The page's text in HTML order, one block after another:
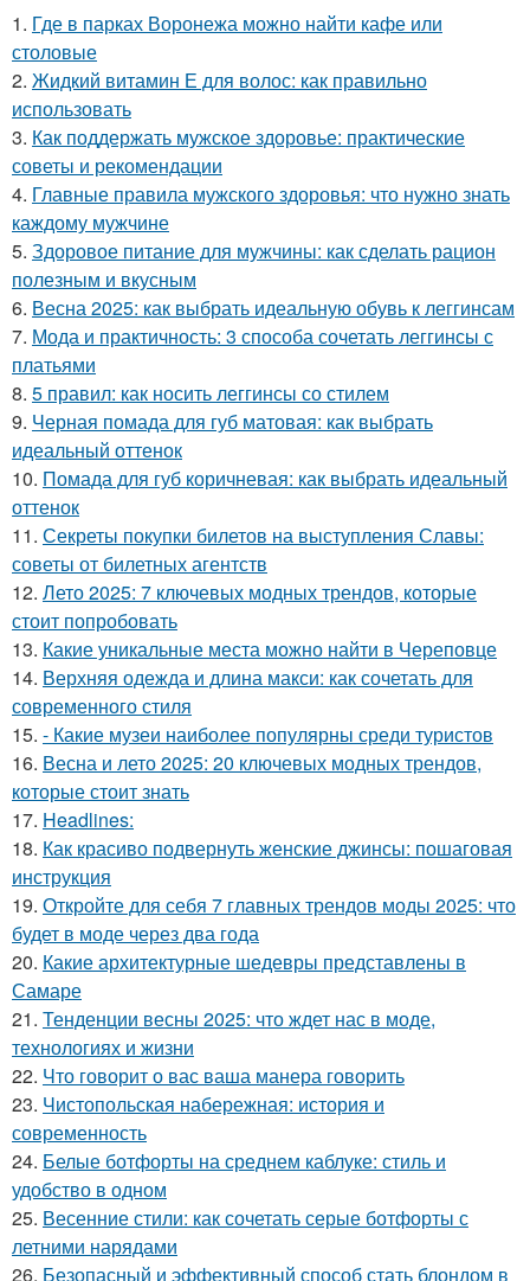
1. Где в парках Воронежа можно найти кафе или
столовые
2. Жидкий витамин Е для волос: как правильно
использовать
3. Как поддержать мужское здоровье: практические
советы и рекомендации
4. Главные правила мужского здоровья: что нужно знать
каждому мужчине
5. Здоровое питание для мужчины: как сделать рацион
полезным и вкусным
6. Весна 2025: как выбрать идеальную обувь к леггинсам
7. Мода и практичность: 3 способа сочетать леггинсы с
платьями
8. 5 правил: как носить леггинсы со стилем
9. Черная помада для губ матовая: как выбрать
идеальный оттенок
10. Помада для губ коричневая: как выбрать идеальный
оттенок
11. Секреты покупки билетов на выступления Славы:
советы от билетных агентств
12. Лето 2025: 7 ключевых модных трендов, которые
стоит попробовать
13. Какие уникальные места можно найти в Череповце
14. Верхняя одежда и длина макси: как сочетать для
современного стиля
15. - Какие музеи наиболее популярны среди туристов
16. Весна и лето 2025: 20 ключевых модных трендов,
которые стоит знать
17. Headlines:
18. Как красиво подвернуть женские джинсы: пошаговая
инструкция
19. Откройте для себя 7 главных трендов моды 2025: что
будет в моде через два года
20. Какие архитектурные шедевры представлены в
Самаре
21. Тенденции весны 2025: что ждет нас в моде,
технологиях и жизни
22. Что говорит о вас ваша манера говорить
23. Чистопольская набережная: история и
современность
24. Белые ботфорты на среднем каблуке: стиль и
удобство в одном
25. Весенние стили: как сочетать серые ботфорты с
летними нарядами
26. Безопасный и эффективный способ стать блондом в